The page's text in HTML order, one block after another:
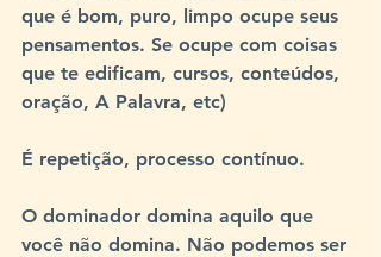
que é bom, puro, limpo ocupe seus
pensamentos. Se ocupe com coisas
que te edificam, cursos, conteúdos,
oração, A Palavra, etc)
É repetição, processo contínuo.
O dominador domina aquilo que
você não domina. Não podemos ser